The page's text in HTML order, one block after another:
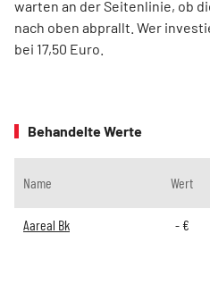
warten an der Seitenlinie, ob
nach oben abprallt. Wer
bei 17,50 Euro.
Behandelte Werte
Name Wert
Aareal Bk -€